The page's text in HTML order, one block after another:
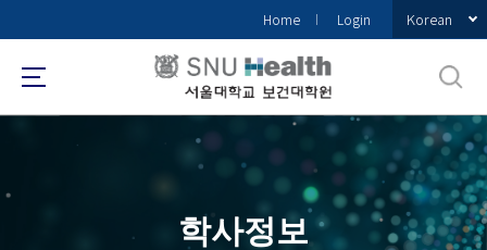
로
메
Home Login Korean
학사정보